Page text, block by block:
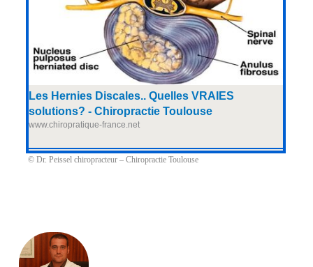
Les Hernies Discales.. Quelles VRAIES
solutions? - Chiropractie Toulouse
www.chiropratique-france.net
© Dr. Peissel chiropracteur – Chiropractie Toulouse